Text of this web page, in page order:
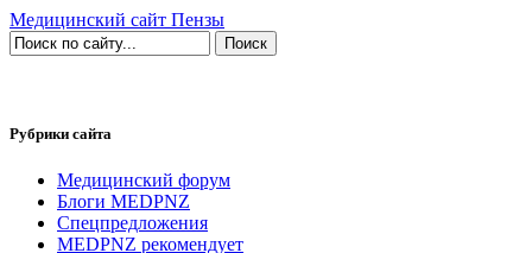
Медицинский сайт Пензы
Рубрики сайта
Медицинский форум
Блоги MEDPNZ
Спецпредложения
MEDPNZ рекомендует